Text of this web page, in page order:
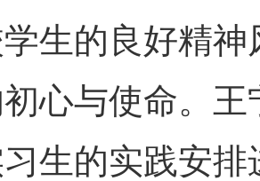
生的良好精
心与使命。
生的实践安